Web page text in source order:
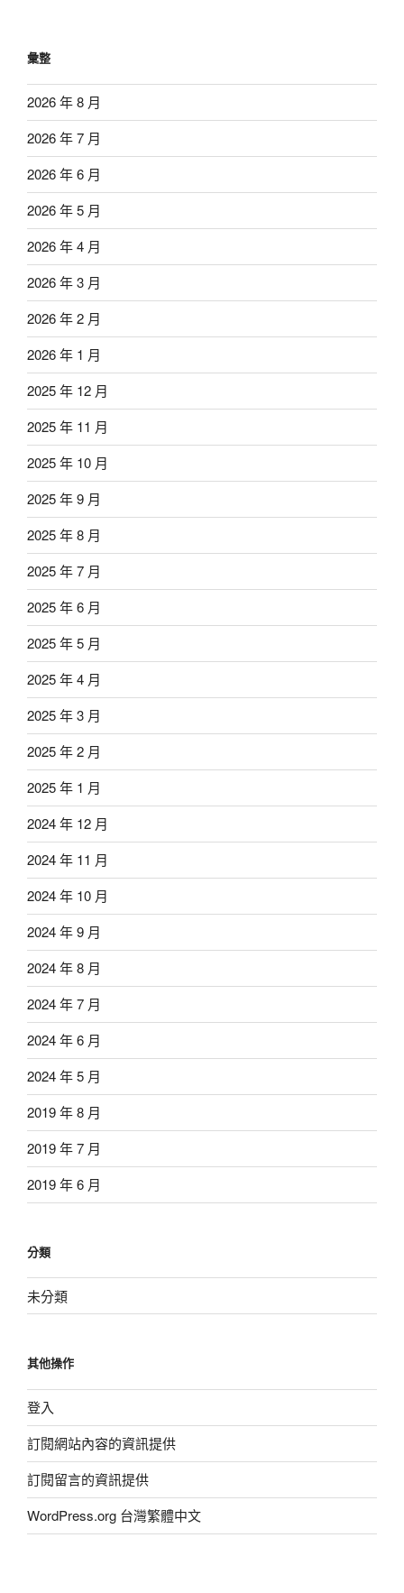
彙整
2026 年 8 月
2026 年 7 月
2026 年 6 月
2026 年 5 月
2026 年 4 月
2026 年 3 月
2026 年 2 月
2026 年 1 月
2025 年 12 月
2025 年 11 月
2025 年 10 月
2025 年 9 月
2025 年 8 月
2025 年 7 月
2025 年 6 月
2025 年 5 月
2025 年 4 月
2025 年 3 月
2025 年 2 月
2025 年 1 月
2024 年 12 月
2024 年 11 月
2024 年 10 月
2024 年 9 月
2024 年 8 月
2024 年 7 月
2024 年 6 月
2024 年 5 月
2019 年 8 月
2019 年 7 月
2019 年 6 月
分類
未分類
其他操作
登入
訂閱網站內容的資訊提供
訂閱留言的資訊提供
WordPress.org 台灣繁體中文